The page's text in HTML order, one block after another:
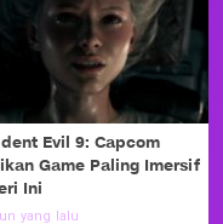
Evil 9: Capcom
Game Paling Imersif
Ini
yang lalu